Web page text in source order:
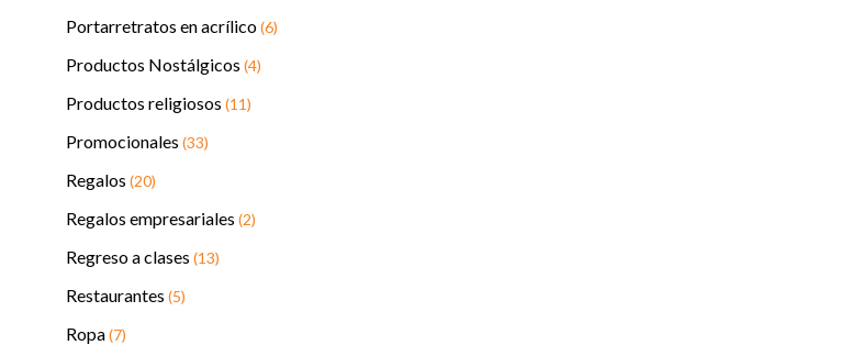
Portarretratos en acrílico(6)
Productos Nostálgicos (4)
Productos religiosos (11)
Promocionales (33)
Regalos (20)
Regalos empresariales (2)
Regreso a clases (13)
Restaurantes (5)
Ropa(7)